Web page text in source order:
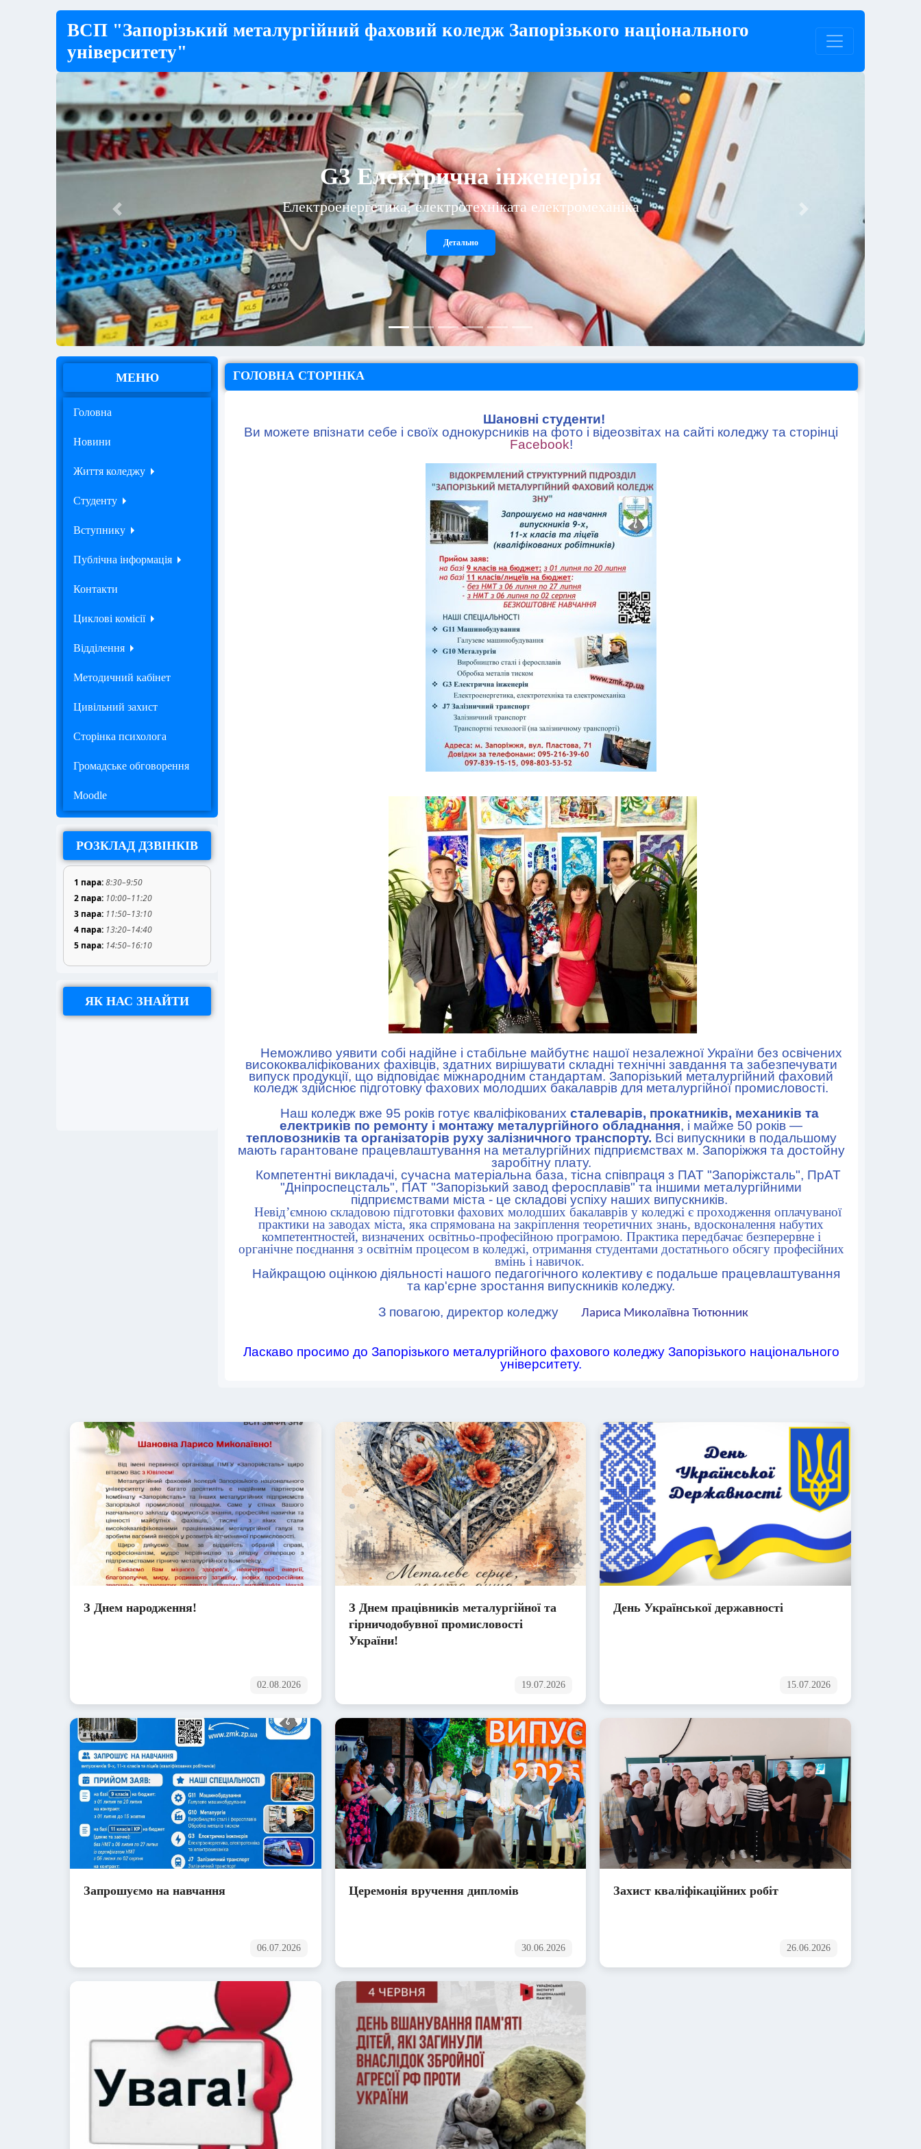
ВСП "Запорізький металургійний фаховий коледж Запорізького національного
університету"
G10 Металургія
Виробництво сталі та феросплавів
Детально
Previous Next
МЕНЮ
Головна
Новини
Життя коледжу
Студенту
Вступнику
Публічна інформація
Контакти
Циклові комісії
Відділення
Методичний кабінет
Цивільний захист
Сторінка психолога
Громадське обговорення
Moodle
РОЗКЛАД ДЗВІНКІВ
1 пара:8:30–9:50
2 пара: 10:00–11:20
3 пара: 11:50–13:10
4 пара: 13:20–14:40
5 пара: 14:50–16:10
ЯК НАС ЗНАЙТИ
ГОЛОВНА СТОРІНКА
Шановні студенти!
Ви можете впізнати себе і своїх однокурсників на фото і відеозвітах на сайті коледжу та сторінці
Facebook!
Неможливо уявити собі надійне і стабільне майбутнє нашої незалежної України без освічених
висококваліфікованих фахівців, здатних вирішувати складні технічні завдання та забезпечувати
випуск продукції, що відповідає міжнародним стандартам. Запорізький металургійний фаховий
коледж здійснює підготовку фахових молодших бакалаврів для металургійної промисловості.
Наш коледж вже 95 років готує кваліфікованихсталеварів, прокатників, механиків та
електриків по ремонту і монтажу металургійного обладнання, і майже 50 років —
тепловозників та організаторів руху залізничного транспорту. Всі випускники в подальшому
мають гарантоване працевлаштування на металургійних підприємствах м. Запоріжжя та достойну
заробітну плату.
Компетентні викладачі, сучасна матеріальна база, тісна співпраця з ПАТ "Запоріжсталь", ПрАТ
"Дніпроспецсталь", ПАТ "Запорізький завод феросплавів" та іншими металургійними
підприємствами міста - це складові успіху наших випускників.
Невід’ємною складовою підготовки фахових молодших бакалаврів у коледжі є проходження оплачуваної
практики на заводах міста, яка спрямована на закріплення теоретичних знань, вдосконалення набутих
компетентностей, визначених освітньо-професійною програмою. Практика передбачає безперервне і
органічне поєднання з освітнім процесом в коледжі, отримання студентами достатнього обсягу професійних
вмінь і навичок.
Найкращою оцінкою діяльності нашого педагогічного колективу є подальше працевлаштування
та кар'єрне зростання випускників коледжу.
З повагою, директор коледжу
Лариса Миколаївна Тютюнник
Ласкаво просимо до Запорізького металургійного фахового коледжу Запорізького національного
університету.
З Днем народження!
02.08.2026
З Днем працівників металургійної та
гірничодобувної промисловості
України!
19.07.2026
День Української державності
15.07.2026
Запрошуємо на навчання
06.07.2026
Церемонія вручення дипломів
30.06.2026
Захист кваліфікаційних робіт
26.06.2026